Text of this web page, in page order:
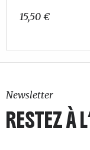
15,50 €
Newsletter
RESTEZ À